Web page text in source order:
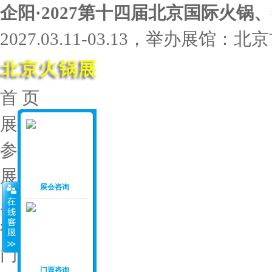
企阳·2027第十四届北京国际火锅
2027.03.11-03.13，举办展馆：北
首 页
展会介绍
参展范围
展位价格
展会资料
往届回顾
门票申请
展会咨询
门票咨询